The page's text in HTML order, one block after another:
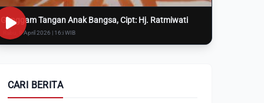
Genggam Tangan Anak Bangsa, Cipt: Hj. Ratmiwati
Rabu, 8 April 2026 | 16:i WIB
CARI BERITA